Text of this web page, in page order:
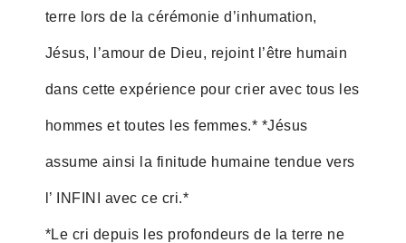
terre lors de la cérémonie d’inhumation,
Jésus, l’amour de Dieu, rejoint l’être humain
dans cette expérience pour crier avec tous les
hommes et toutes les femmes.* *Jésus
assume ainsi la finitude humaine tendue vers
l’ INFINI avec ce cri.*
*Le cri depuis les profondeurs de la terre ne